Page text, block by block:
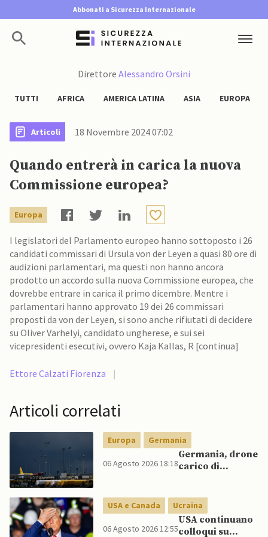
Abbonati a Sicurezza Internazionale
Direttore Alessandro Orsini
TUTTI AFRICA AMERICA LATINA ASIA EUROPA
Articoli 18 Novembre 2024 07:02
Quando entrerà in carica la nuova
Commissione europea?
Europa
I legislatori del Parlamento europeo hanno sottoposto i 26
candidati commissari di Ursula von der Leyen a quasi 80 ore di
audizioni parlamentari, ma questi non hanno ancora
prodotto un accordo sulla nuova Commissione europea, che
dovrebbe entrare in carica il primo dicembre. Mentre i
parlamentari hanno approvato 19 dei 26 commissari
proposti da von der Leyen, si sono anche rifiutati di decidere
su Oliver Varhelyi, candidato ungherese, e sui sei
vicepresidenti esecutivi, ovvero Kaja Kallas, R [continua]
Ettore Calzati Fiorenza |
Articoli correlati
Europa Germania
06 Agosto 2026 18:18
Germania, drone
carico di
Interno:
“Potrebbe
esserci dietro un
USA e Canada Ucraina
06 Agosto 2026 12:55
USA continuano
colloqui su